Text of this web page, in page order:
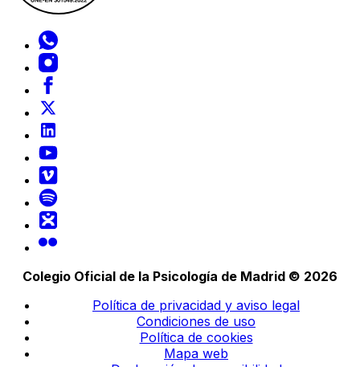
Colegio Oficial de la Psicología de Madrid © 2026
Política de privacidad y aviso legal
Condiciones de uso
Política de cookies
Mapa web